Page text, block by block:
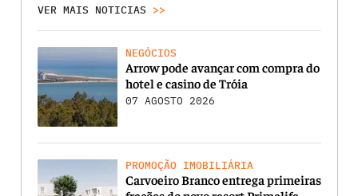
VER MAIS NOTICIAS >>
NEGÓCIOS
Arrow pode avançar com compra do
hotel e casino de Tróia
07 AGOSTO 2026
PROMOÇÃO IMOBILIÁRIA
Carvoeiro Branco entrega primeiras